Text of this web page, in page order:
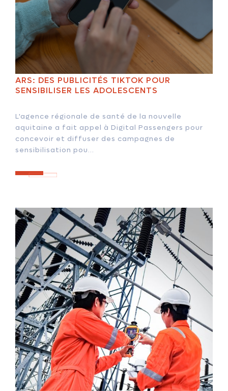
ARS: DES PUBLICITÉS TIKTOK POUR
SENSIBILISER LES ADOLESCENTS
L'agence régionale de santé de la nouvelle
aquitaine a fait appel à Digital Passengers pour
concevoir et diffuser des campagnes de
sensibilisation pou...